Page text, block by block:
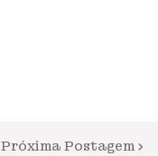
Próxima Postagem